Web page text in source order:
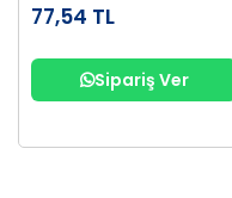
77,54 TL
Sipariş Ver